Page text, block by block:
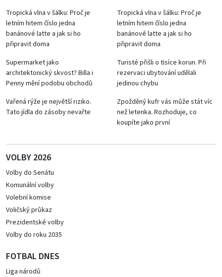
Tropická vlna v šálku: Proč je
letním hitem číslo jedna
banánové latte a jak si ho
připravit doma
Tropická vlna v šálku: Proč je
letním hitem číslo jedna
banánové latte a jak si ho
připravit doma
Supermarket jako
architektonický skvost? Billa i
Penny mění podobu obchodů
Turisté přišli o tisíce korun. Při
rezervaci ubytování udělali
jedinou chybu
Vařená rýže je největší riziko.
Tato jídla do zásoby nevařte
Zpožděný kufr vás může stát víc
než letenka. Rozhoduje, co
koupíte jako první
VOLBY 2026
Volby do Senátu
Komunální volby
Volební komise
Voličský průkaz
Prezidentské volby
Volby do roku 2035
FOTBAL DNES
Liga národů